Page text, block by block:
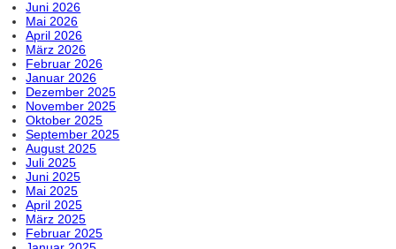
Juni 2026
Mai 2026
April 2026
März 2026
Februar 2026
Januar 2026
Dezember 2025
November 2025
Oktober 2025
September 2025
August 2025
Juli 2025
Juni 2025
Mai 2025
April 2025
März 2025
Februar 2025